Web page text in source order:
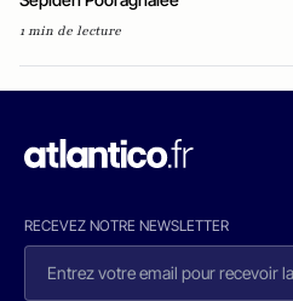
1 min de lecture
RECEVEZ NOTRE NEWSLETTER